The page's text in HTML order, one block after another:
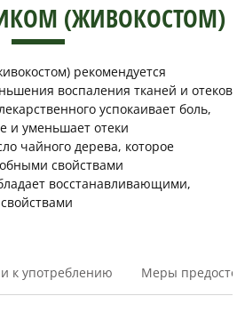
(ЖИВОКОСТОМ)
рекомендуется
воспаления тканей и отеков
успокаивает боль,
и уменьшает отеки
чайного дерева, которое
свойствами
восстанавливающими,
к употреблению Меры